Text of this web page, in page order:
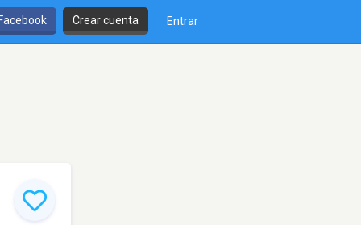
Crear cuenta Entrar